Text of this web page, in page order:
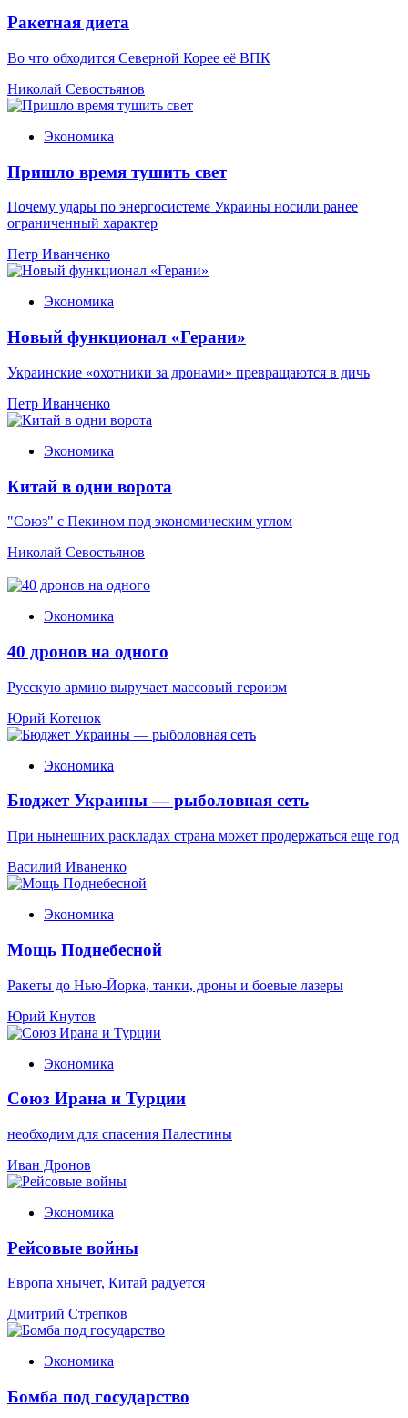
Ракетная диета
Во что обходится Северной Корее её ВПК
Николай Севостьянов
Экономика
Пришло время тушить свет
Почему удары по энергосистеме Украины носили ранее
ограниченный характер
Петр Иванченко
Экономика
Новый функционал «Герани»
Украинские «охотники за дронами» превращаются в дичь
Петр Иванченко
Экономика
Китай в одни ворота
"Союз" с Пекином под экономическим углом
Николай Севостьянов
Экономика
40 дронов на одного
Русскую армию выручает массовый героизм
Юрий Котенок
Экономика
Бюджет Украины — рыболовная сеть
При нынешних раскладах страна может продержаться еще год
Василий Иваненко
Экономика
Мощь Поднебесной
Ракеты до Нью-Йорка, танки, дроны и боевые лазеры
Юрий Кнутов
Экономика
Союз Ирана и Турции
необходим для спасения Палестины
Иван Дронов
Экономика
Рейсовые войны
Европа хнычет, Китай радуется
Дмитрий Стрепков
Экономика
Бомба под государство